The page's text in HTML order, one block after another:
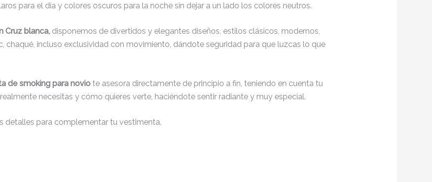
para el día y colores oscuros para la noche sin dejar a un lado los colores neutros.
Cruz blanca, disponemos de divertidos y elegantes diseños, estilos clásicos, modernos,
chaqué, incluso exclusividad con movimiento, dándote seguridad para que luzcas lo que
de smoking para noviote asesora directamente de principio a fin, teniendo en cuenta tu
necesitas y cómo quieres verte, haciéndote sentir radiante y muy especial.
detalles para complementar tu vestimenta.